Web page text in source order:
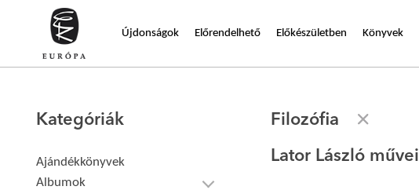
Újdonságok Előrendelhető Előkészületben Könyvek
Kategóriák
Ajándékkönyvek
Albumok
Filozófia
Lator László művei